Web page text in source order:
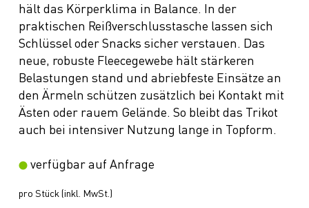
hält das Körperklima in Balance. In der
praktischen Reißverschlusstasche lassen sich
Schlüssel oder Snacks sicher verstauen. Das
neue, robuste Fleecegewebe hält stärkeren
Belastungen stand und abriebfeste Einsätze an
den Ärmeln schützen zusätzlich bei Kontakt mit
Ästen oder rauem Gelände. So bleibt das Trikot
auch bei intensiver Nutzung lange in Topform.
verfügbar auf Anfrage
pro Stück (inkl. MwSt.)